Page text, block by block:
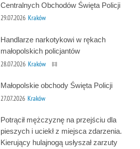
Centralnych Obchodów Święta Policji
29.07.2026 Kraków
Handlarze narkotykowi w rękach
małopolskich policjantów
28.07.2026 Kraków
Małopolskie obchody Święta Policji
27.07.2026 Kraków
Potrącił mężczyznę na przejściu dla
pieszych i uciekł z miejsca zdarzenia.
Kierujący hulajnogą usłyszał zarzuty